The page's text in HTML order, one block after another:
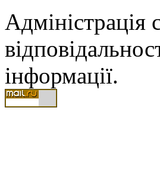
Адміністрація
інформації.